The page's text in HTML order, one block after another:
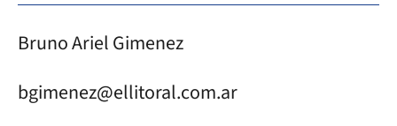
Bruno Ariel Gimenez
bgimenez@ellitoral.com.ar